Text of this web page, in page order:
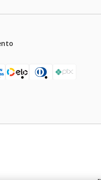
válidos exclusivamente
os preços e condições